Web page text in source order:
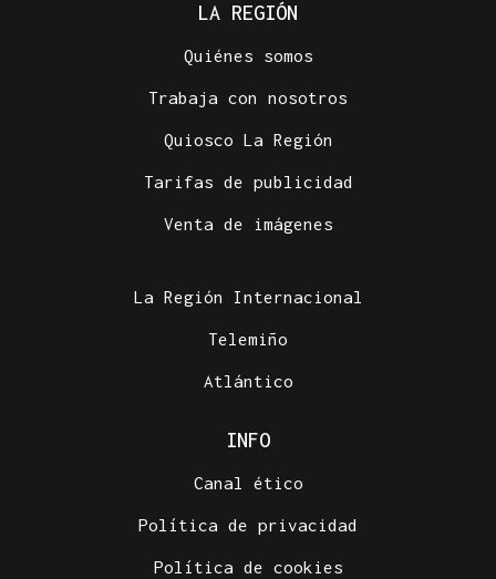
LA REGIÓN
Quiénes somos
Trabaja con nosotros
Quiosco La Región
Tarifas de publicidad
Venta de imágenes
La Región Internacional
Telemiño
Atlántico
INFO
Canal ético
Política de privacidad
Política de cookies